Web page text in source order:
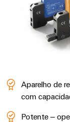
Aparelho de
com
Potente –